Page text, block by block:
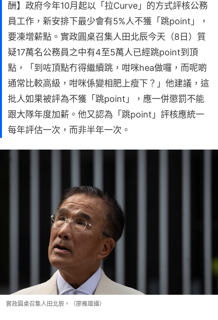
酬】政府今年10月起以「拉Curve」的方式評核公務
員工作，新安排下最少會有5%人不獲「跳point」，
要凍增薪點。實政圓桌召集人田北辰今天（8日）質
疑17萬名公務員之中有4至5萬人已經跳point到頂
點，「到咗頂點冇得繼續跳，咁咪hea做囉，而呢啲
通常比較高級，咁咪係變相肥上瘦下？」他建議，這
批人如果被評為不獲「跳point」，應一併懲罰不能
跟大隊年度加薪。他又認為「跳point」評核應統一
每年評估一次，而非半年一次。
實政圓桌召集人田北辰。（廖雁雄攝）